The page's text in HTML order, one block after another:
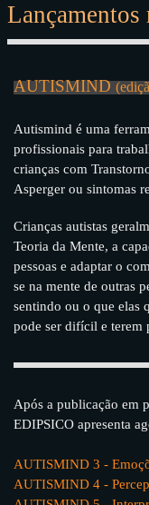
Lançamentos
AUTISMIND
Autismind é uma
profissionais para
crianças com
Asperger ou sintomas
Crianças autistas
Teoria da Mente, a
pessoas e adaptar o
se na mente de outras
sentindo ou o que elas
pode ser difícil e terem
Após a publicação em
EDIPSICO apresenta
AUTISMIND 3 -
AUTISMIND 4 -